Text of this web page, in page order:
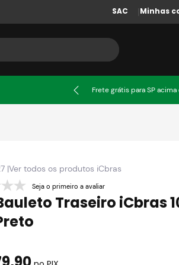
SAC Minhas
Frete grátis para SP
|Ver todos os produtos iCbras
Seja o primeiro a avaliar
Traseiro iCbras